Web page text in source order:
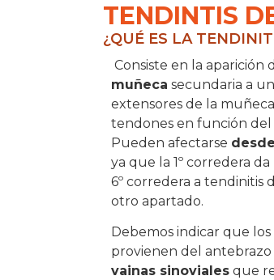
TENDINTIS
¿QUÉ ES LA
Consiste en la aparición
muñeca secundaria a
extensores de la
tendones en función
Pueden afectarse
ya que la 1º corredera
6º corredera a tendinitis
otro apartado.
Debemos indicar que
provienen del
vainas sinoviales que